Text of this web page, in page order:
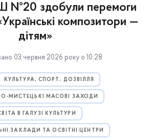
№20 здобули перемоги
композитори —
дітям»
03 червня 2026 року о 10:28
КУЛЬТУРА, СПОРТ, ДОЗВІЛЛЯ
МИСТЕЦЬКІ МАСОВІ ЗАХОДИ
В ГАЛУЗІ КУЛЬТУРИ
ЗАКЛАДИ ТА ОСВІТНІ ЦЕНТРИ